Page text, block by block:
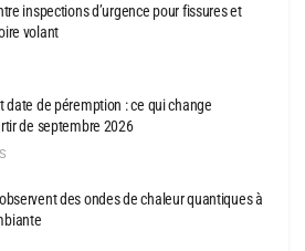
inspections d’urgence pour fissures et
volant
date de péremption : ce qui change
de septembre 2026
des ondes de chaleur quantiques à